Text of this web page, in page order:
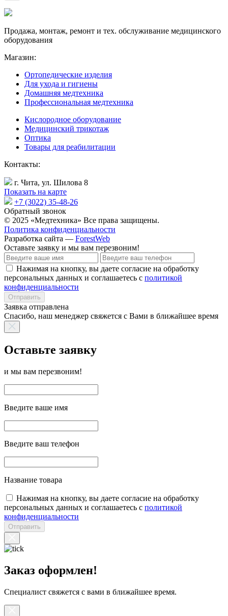
Продажа, монтаж, ремонт и тех. обслуживание медицинского
оборудования
Магазин:
Ортопедические изделия
Для ухода и гигиены
Домашняя медтехника
Профессиональная медтехника
Кислородное оборудование
Медицинский трикотаж
Оптика
Товары для реабилитации
Контакты:
г. Чита, ул. Шилова 8
Показать на карте
+7 (3022) 35-48-26
Обратный звонок
© 2025 «Медтехника» Все права защищены.
Политика конфиденциальности
Разработка сайта — ForestWeb
Оставьте заявку и мы вам перезвоним!
Нажимая на кнопку, вы даете согласие на обработку
персональных данных и соглашаетесь с политикой
конфиденциальности
Отправить
Заявка отправлена
Спасибо, наш менеджер свяжется с Вами в ближайшее время
Оставьте заявку
и мы вам перезвоним!
Введите ваше имя
Введите ваш телефон
Название товара
Нажимая на кнопку, вы даете согласие на обработку
персональных данных и соглашаетесь с политикой
конфиденциальности
Отправить
Заказ оформлен!
Специалист свяжется с вами в ближайшее время.